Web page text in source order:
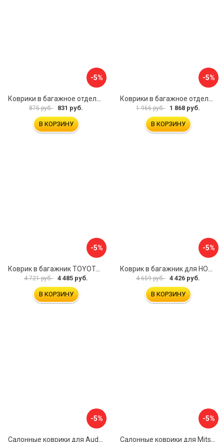
-5%
875 руб. 831 руб.
В КОРЗИНУ
-5%
1 966 руб. 1 868 руб.
В КОРЗИНУ
-5%
Коврик в багажник TOYOTA Land Cruiser 200, 2012- 5 мест, внед. ELEMENT CARTYT00010
4 721 руб. 4 485 руб.
В КОРЗИНУ
-5%
Коврик в багажник для HONDA CR-V 2017- г.в., кроссовер, верхний ELEMENT ELEMENT1840B13
4 659 руб. 4 426 руб.
В КОРЗИНУ
-5% -5%